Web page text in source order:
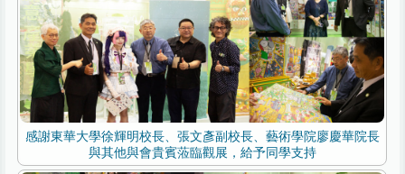
感謝東華大學徐輝明校長、張文彥副校長、藝術學院廖慶華院長
與其他與會貴賓蒞臨觀展，給予同學支持